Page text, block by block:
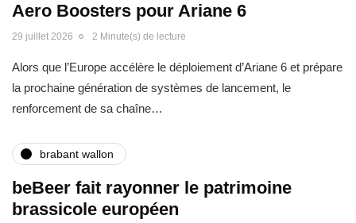
Aero Boosters pour Ariane 6
29 juillet 2026 2 Minute(s) de lecture
Alors que l’Europe accélère le déploiement d’Ariane 6 et prépare
la prochaine génération de systèmes de lancement, le
renforcement de sa chaîne…
brabant wallon
beBeer fait rayonner le patrimoine
brassicole européen